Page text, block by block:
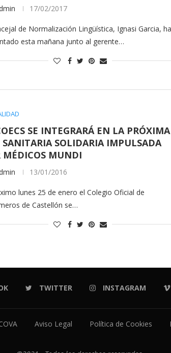
17/02/2017
de Normalización Lingüística, Ignasi Garcia, ha
esta mañana junto al gerente…
SE INTEGRARÁ EN LA PRÓXIMA
SANITARIA SOLIDARIA IMPULSADA
MÉDICOS MUNDI
13/01/2016
lunes 25 de enero el Colegio Oficial de
de Castellón se…
TWITTER INSTAGRAM
Aviso Legal Política de Cookies